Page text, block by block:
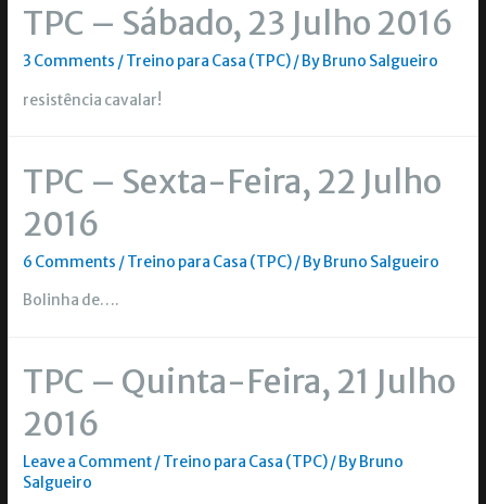
TPC – Sábado, 23 Julho 2016
3 Comments /Treino para Casa (TPC)/ By Bruno Salgueiro
resistência cavalar!
TPC – Sexta-Feira, 22 Julho
2016
6 Comments /Treino para Casa (TPC)/ By Bruno Salgueiro
Bolinha de….
TPC – Quinta-Feira, 21 Julho
2016
Leave a Comment/Treino para Casa (TPC)/ By Bruno
Salgueiro